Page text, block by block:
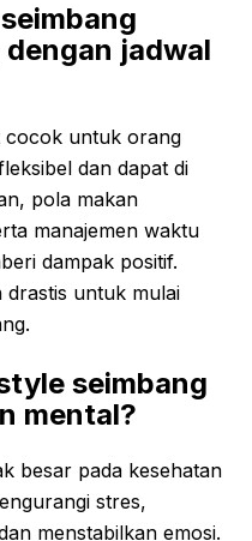
jadwal
cocok untuk orang
dan dapat di
pola makan
manajemen waktu
dampak positif.
untuk mulai
seimbang
mental?
besar pada kesehatan
stres,
menstabilkan emosi.